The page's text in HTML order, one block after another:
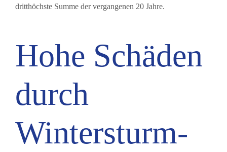
dritthöchste Summe der vergangenen 20 Jahre.
Hohe Schäden
durch
Wintersturm-